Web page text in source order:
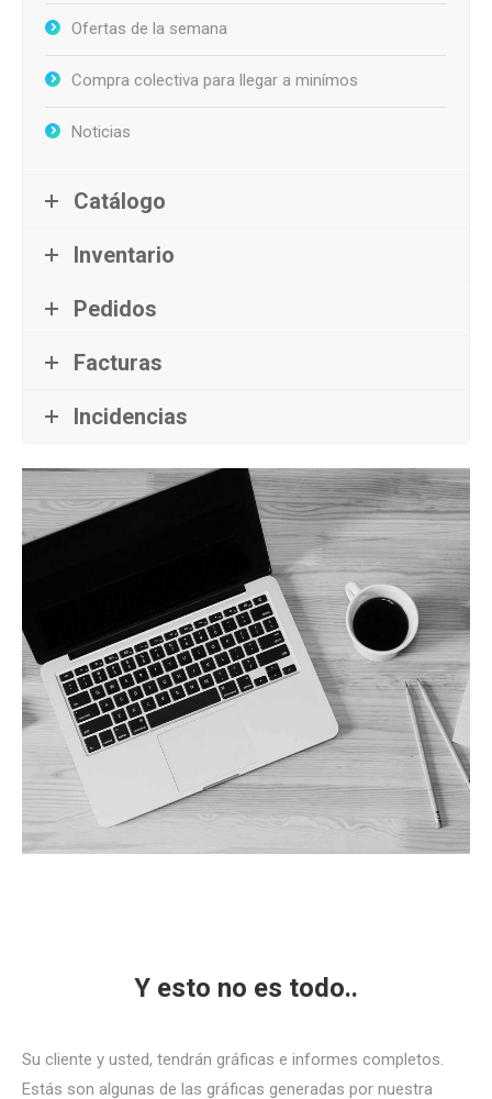
Ofertas de la semana
Compra colectiva para llegar a minímos
Noticias
Catálogo
Inventario
Pedidos
Facturas
Incidencias
Y esto no es todo..
Su cliente y usted, tendrán gráficas e informes completos.
Estás son algunas de las gráficas generadas por nuestra